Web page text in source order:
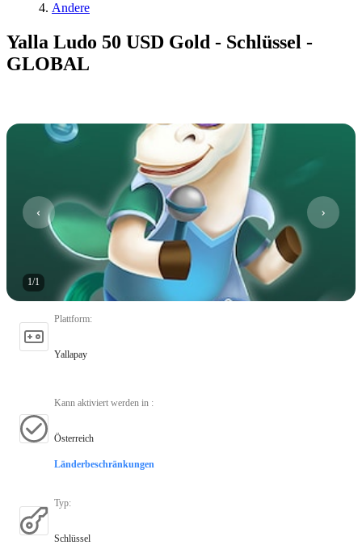
Andere
Yalla Ludo 50 USD Gold - Schlüssel -
GLOBAL
1/1
Plattform:
Yallapay
Kann aktiviert werden in :
Österreich
Länderbeschränkungen
Typ:
Schlüssel